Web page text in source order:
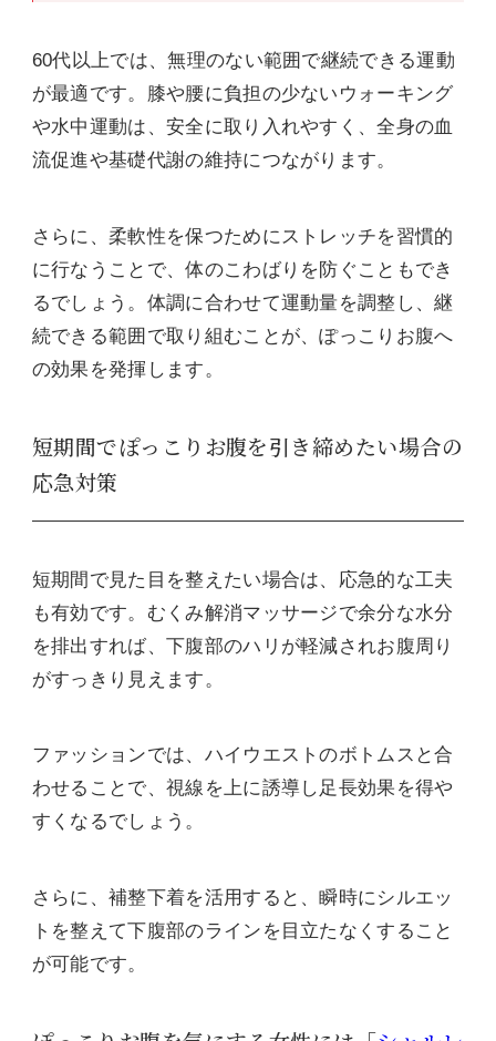
60代以上では、無理のない範囲で継続できる運動
が最適です。膝や腰に負担の少ないウォーキング
や水中運動は、安全に取り入れやすく、全身の血
流促進や基礎代謝の維持につながります。
さらに、柔軟性を保つためにストレッチを習慣的
に行なうことで、体のこわばりを防ぐこともでき
るでしょう。体調に合わせて運動量を調整し、継
続できる範囲で取り組むことが、ぽっこりお腹へ
の効果を発揮します。
短期間でぽっこりお腹を引き締めたい場合の
応急対策
短期間で見た目を整えたい場合は、応急的な工夫
も有効です。むくみ解消マッサージで余分な水分
を排出すれば、下腹部のハリが軽減されお腹周り
がすっきり見えます。
ファッションでは、ハイウエストのボトムスと合
わせることで、視線を上に誘導し足長効果を得や
すくなるでしょう。
さらに、補整下着を活用すると、瞬時にシルエッ
トを整えて下腹部のラインを目立たなくすること
が可能です。